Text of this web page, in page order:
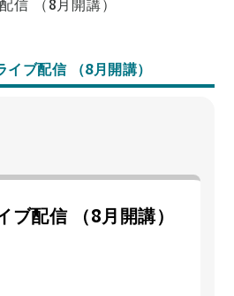
ブ配信 （8月開講）
ブ配信 （8月開講）